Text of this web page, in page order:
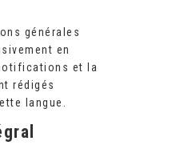
générales
en
et la
rédigés
langue.